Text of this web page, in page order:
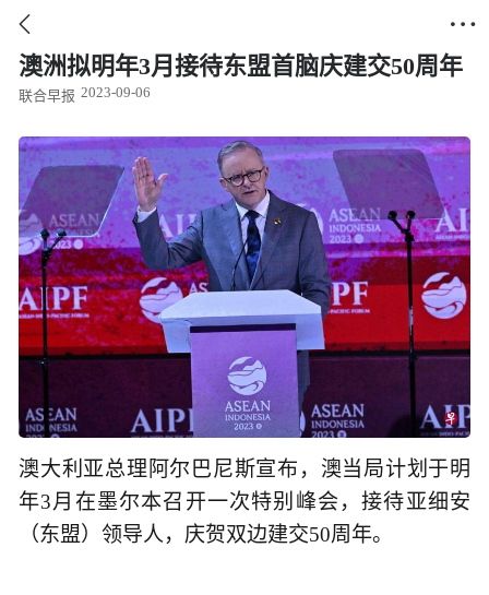
 
澳洲拟明年3月接待东盟首脑庆建交50周年
联合早报 2023-09-06
澳大利亚总理阿尔巴尼斯宣布，澳当局计划于明
年3月在墨尔本召开一次特别峰会，接待亚细安
（东盟）领导人，庆贺双边建交50周年。